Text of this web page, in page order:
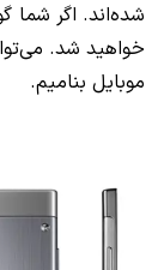
شده‌اند. اگر شما
خواهید شد.
موبایل بنامیم.